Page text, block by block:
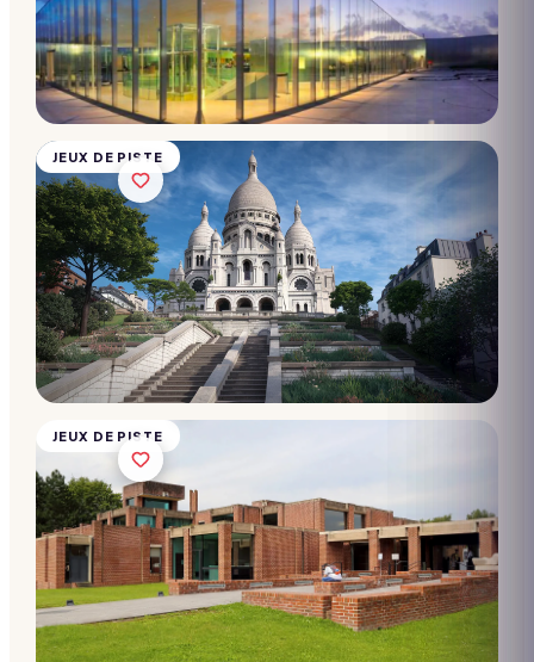
JEUX DE PISTE
au trésor
-
Montmartre
10 → 2 000
participants
Dès
JEUX DE PISTE
Chasse
au trésor
- Musée
d'Art
Moderne
de Lille
10 → 2 000
participants
Dès
Chasse
au trésor
- Musée
d'Orsay
10 → 2 000